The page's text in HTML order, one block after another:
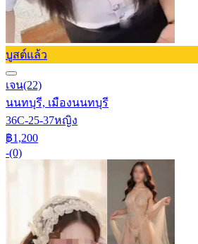
บูสต์แล้ว
เจน(22)
นนทบุรี, เมืองนนทบุรี
36C-25-37หญิง
฿1,200
-(0)